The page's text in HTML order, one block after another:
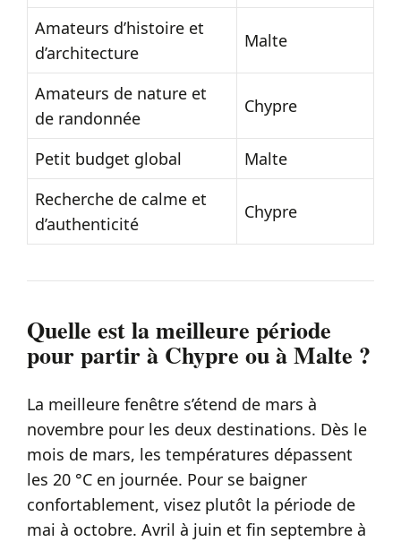
Amateurs d’histoire et
d’architecture
Malte
Amateurs de nature et
de randonnée
Chypre
Petit budget global
Malte
Recherche de calme et
d’authenticité
Chypre
Quelle est la meilleure période
pour partir à Chypre ou à Malte ?
La meilleure fenêtre s’étend de mars à
novembre pour les deux destinations. Dès le
mois de mars, les températures dépassent
les 20 °C en journée. Pour se baigner
confortablement, visez plutôt la période de
mai à octobre. Avril à juin et fin septembre à